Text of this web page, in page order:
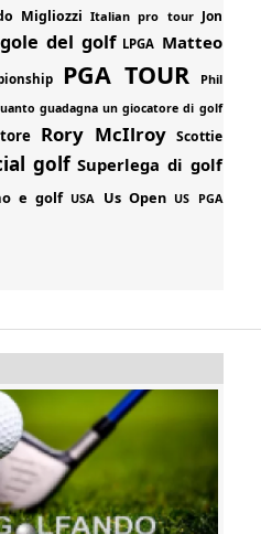
Migliozzi Italian pro tour Jon
del golf LPGA Matteo
PGA TOUR
Phil
guadagna un giocatore di golf
Rory McIlroy Scottie
golf Superlega di golf
e golf USA Us Open US PGA